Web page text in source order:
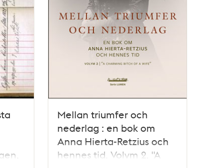
Mellan triumfer och
nederlag : en bok om
Anna Hierta-Retzius och
hennes tid. Volym 2. "A